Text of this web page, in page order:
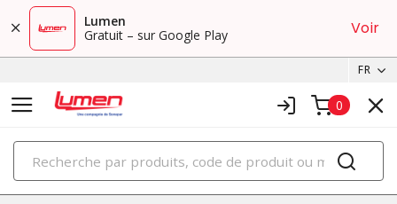
Lumen
Gratuit – sur Google Play
Voir
FR
0
PRODUITS
éclairage